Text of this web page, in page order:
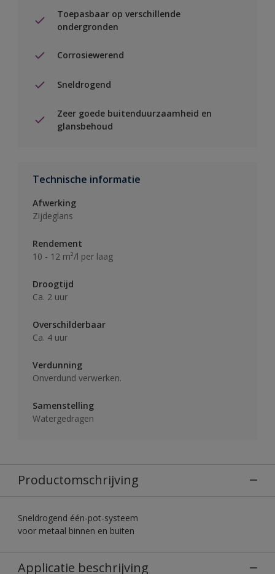
Toepasbaar op verschillende
ondergronden
Corrosiewerend
Sneldrogend
Zeer goede buitenduurzaamheid en
glansbehoud
Technische informatie
Afwerking
Zijdeglans
Rendement
10 - 12 m²/l per laag
Droogtijd
Ca. 2 uur
Overschilderbaar
Ca. 4 uur
Verdunning
Onverdund verwerken.
Samenstelling
Watergedragen
Productomschrijving
Sneldrogend één-pot-systeem
voor metaal binnen en buiten
Applicatie beschrijving